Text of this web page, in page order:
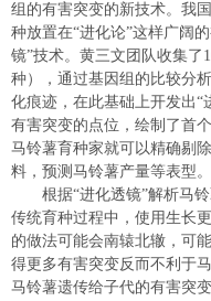
组的有害突变的新技术。我
种放置在“进化论”这样广阔
镜”技术。黄三文团队收集了
种），通过基因组的比较分
化痕迹，在此基础上开发出“
有害突变的点位，绘制了首
马铃薯育种家就可以精确剔
料，预测马铃薯产量等表型。
根据“进化透镜”解析马铃
传统育种过程中，使用生长
的做法可能会南辕北辙，可
得更多有害突变反而不利于
马铃薯遗传给子代的有害突